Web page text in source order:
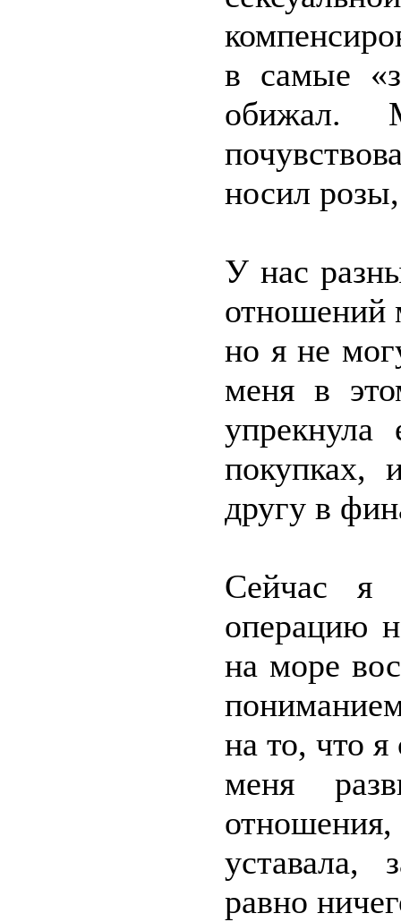
в самые
обижал.
носил
У нас
отношений
но я не
меня в
упрекнула
покупках,
другу в
Сейчас я
операцию
на море
на то, что
меня
уставала,
равно